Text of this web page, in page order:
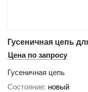
Гусеничная цепь
Цена по запросу
Гусеничная цепь
Состояние новый